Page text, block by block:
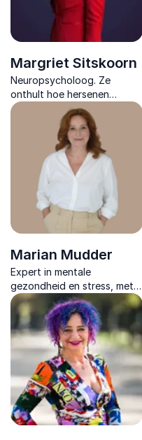
Margriet Sitskoorn
Neuropsycholoog. Ze
onthult hoe hersenen
gedrag sturen en hoe je die
kennis inzet voor betere
prestaties, focus en
leiderschap.
Marian Mudder
Expert in mentale
gezondheid en stress, met
concrete technieken en
heldere inzichten voor
duurzame
gedragsverandering in
organisaties.